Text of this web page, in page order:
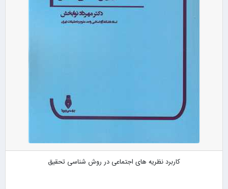
کاربرد نظریه های اجتماعی در روش شناسی تحقیق